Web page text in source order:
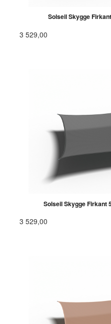
Solseil Skygge
3 529,00
Solseil Skygge Firkant
3 529,00